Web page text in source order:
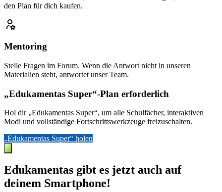
den Plan für dich kaufen.
Mentoring
Stelle Fragen im Forum. Wenn die Antwort nicht in unseren
Materialien steht, antwortet unser Team.
„Edukamentas Super“-Plan erforderlich
Hol dir „Edukamentas Super“, um alle Schulfächer, interaktiven
Modi und vollständige Fortschrittswerkzeuge freizuschalten.
„Edukamentas Super“ holen
Edukamentas gibt es jetzt auch auf
deinem Smartphone!